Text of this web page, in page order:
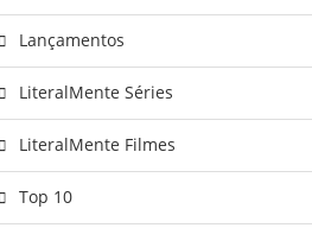
Lançamentos
LiteralMente Séries
LiteralMente Filmes
Top 10